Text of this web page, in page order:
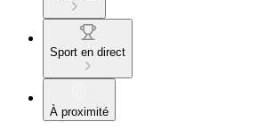
Sport en direct
À proximité